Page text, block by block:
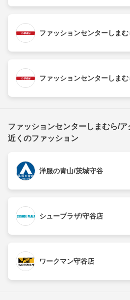
ファッションセンターしま
ファッションセンターしま
ファッションセンターしまむら/
近くのファッション
洋服の青山/茨城守谷
シュープラザ/守谷店
ワークマン守谷店